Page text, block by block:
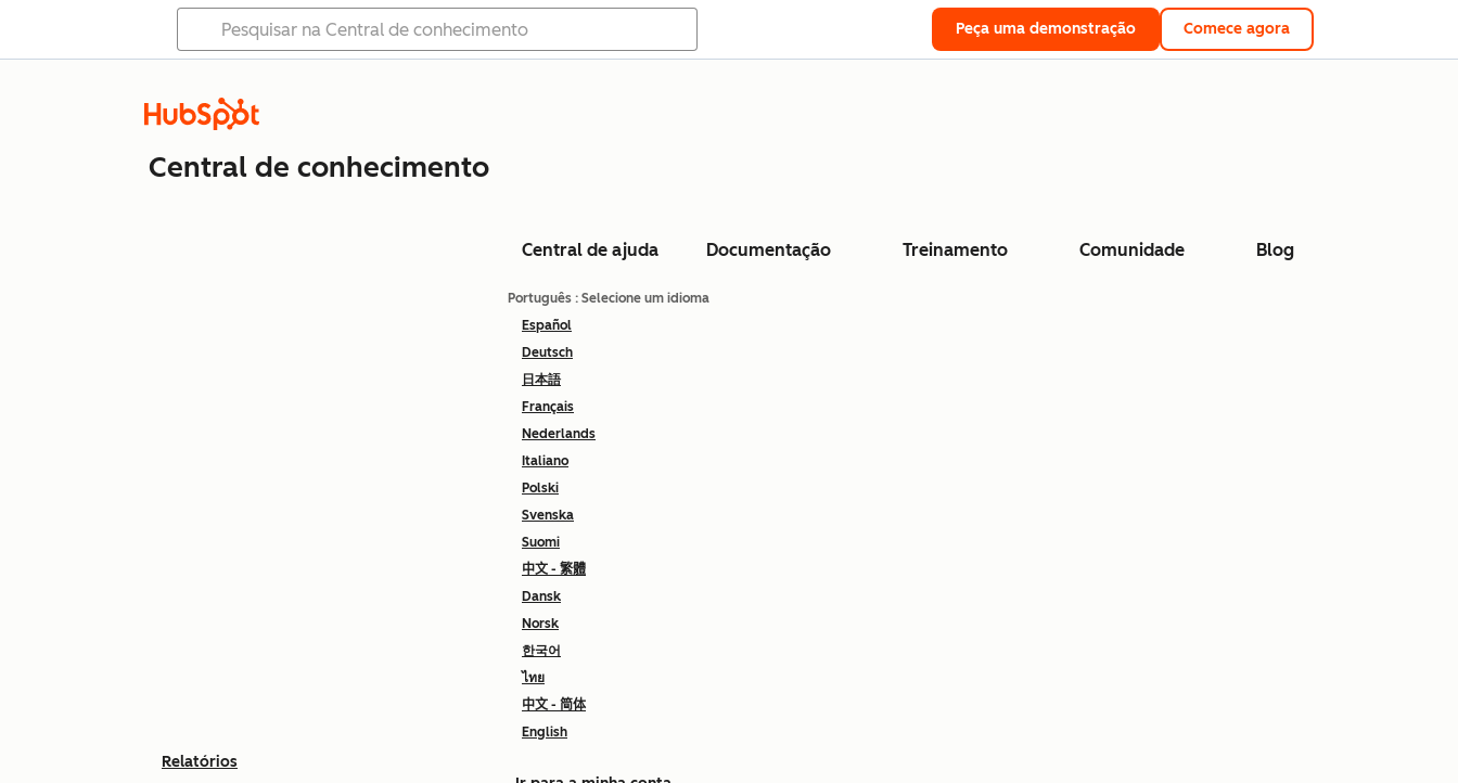
Peça uma demonstração Comece agora
Central de conhecimento
Central de ajuda Documentação Treinamento Comunidade Blog
Português : Selecione um idioma
Español
Deutsch
日本語
Français
Nederlands
Italiano
Polski
Svenska
Suomi
中文 - 繁體
Dansk
Norsk
한국어
ไทย
中文 - 简体
English
Relatórios